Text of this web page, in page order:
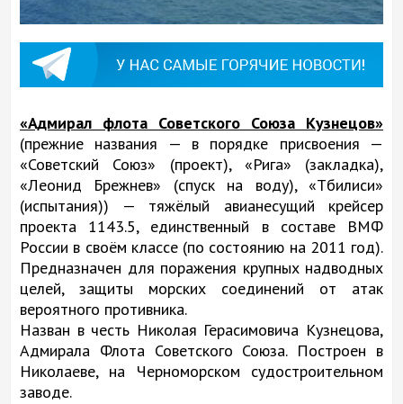
«Адмирал флота Советского Союза Кузнецов»
(прежние названия — в порядке присвоения —
«Советский Союз» (проект), «Рига» (закладка),
«Леонид Брежнев» (спуск на воду), «Тбилиси»
(испытания)) — тяжёлый авианесущий крейсер
проекта 1143.5, единственный в составе ВМФ
России в своём классе (по состоянию на 2011 год).
Предназначен для поражения крупных надводных
целей, защиты морских соединений от атак
вероятного противника.
Назван в честь Николая Герасимовича Кузнецова,
Адмирала Флота Советского Союза. Построен в
Николаеве, на Черноморском судостроительном
заводе.